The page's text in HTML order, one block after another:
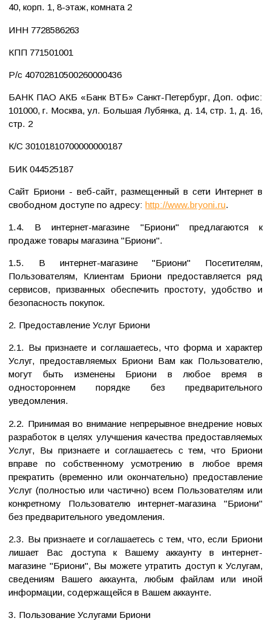
40, корп. 1, 8-этаж, комната 2
ИНН 7728586263
КПП 771501001
Р/с 40702810500260000436
БАНК ПАО АКБ «Банк ВТБ» Санкт-Петербург, Доп. офис:
101000, г. Москва, ул. Большая Лубянка, д. 14, стр. 1, д. 16,
стр. 2
К/С 30101810700000000187
БИК 044525187
Сайт Бриони - веб-сайт, размещенный в сети Интернет в
свободном доступе по адресу:http://www.bryoni.ru.
1.4. В интернет-магазине "Бриони" предлагаются к
продаже товары магазина "Бриони".
1.5. В интернет-магазине "Бриони" Посетителям,
Пользователям, Клиентам Бриони предоставляется ряд
сервисов, призванных обеспечить простоту, удобство и
безопасность покупок.
2. Предоставление Услуг Бриони
2.1. Вы признаете и соглашаетесь, что форма и характер
Услуг, предоставляемых Бриони Вам как Пользователю,
могут быть изменены Бриони в любое время в
одностороннем порядке без предварительного
уведомления.
2.2. Принимая во внимание непрерывное внедрение новых
разработок в целях улучшения качества предоставляемых
Услуг, Вы признаете и соглашаетесь с тем, что Бриони
вправе по собственному усмотрению в любое время
прекратить (временно или окончательно) предоставление
Услуг (полностью или частично) всем Пользователям или
конкретному Пользователю интернет-магазина "Бриони"
без предварительного уведомления.
2.3. Вы признаете и соглашаетесь с тем, что, если Бриони
лишает Вас доступа к Вашему аккаунту в интернет-
магазине "Бриони", Вы можете утратить доступ к Услугам,
сведениям Вашего аккаунта, любым файлам или иной
информации, содержащейся в Вашем аккаунте.
3. Пользование Услугами Бриони